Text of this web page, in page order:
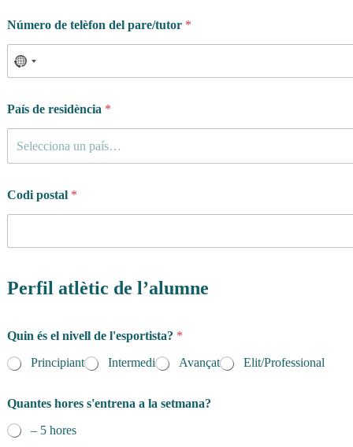
Número de telèfon del pare/tutor *
País de residència *
Selecciona un país…
Codi postal *
Perfil atlètic de l’alumne
Quin és el nivell de l'esportista? *
Principiant
Intermedi Avançat Elit/Professional
Quantes hores s'entrena a la setmana?
– 5 hores